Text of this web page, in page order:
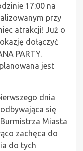
17:00 na
przy
atrakcji! Już o
dołączyć
PARTY.
jest
dnia
się
Miasta
zachęca do
do tych